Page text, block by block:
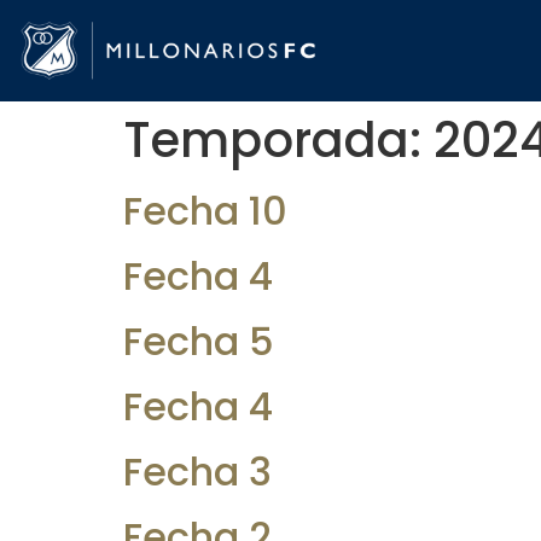
Temporada:
Fecha 10
Fecha 4
Fecha 5
Fecha 4
Fecha 3